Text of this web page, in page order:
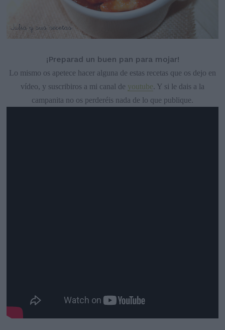
¡Preparad un buen pan para mojar!
Lo mismo os apetece hacer alguna de estas recetas que os dejo en
vídeo, y suscribiros a mi canal de youtube. Y si le dais a la
campanita no os perderéis nada de lo que publique.